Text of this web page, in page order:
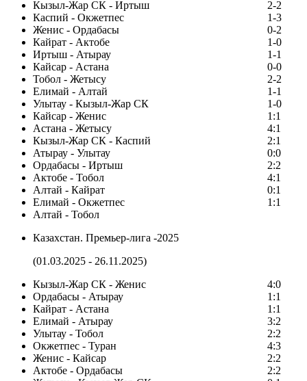
Кызыл-Жар СК - Иртыш
2-2
Каспий - Окжетпес
1-3
Женис - Ордабасы
0-2
Кайрат - Актобе
1-0
Иртыш - Атырау
1-1
Кайсар - Астана
0-0
Тобол - Жетысу
2-2
Елимай - Алтай
1-1
Улытау - Кызыл-Жар СК
1-0
Кайсар - Женис
1:1
Астана - Жетысу
4:1
Кызыл-Жар СК - Каспий
2:1
Атырау - Улытау
0:0
Ордабасы - Иртыш
2:2
Актобе - Тобол
4:1
Алтай - Кайрат
0:1
Елимай - Окжетпес
1:1
Алтай - Тобол
Казахстан. Премьер-лига -2025
(01.03.2025 - 26.11.2025)
Кызыл-Жар СК - Женис
4:0
Ордабасы - Атырау
1:1
Кайрат - Астана
1:1
Елимай - Атырау
3:2
Улытау - Тобол
2:2
Окжетпес - Туран
4:3
Женис - Кайсар
2:2
Актобе - Ордабасы
2:2